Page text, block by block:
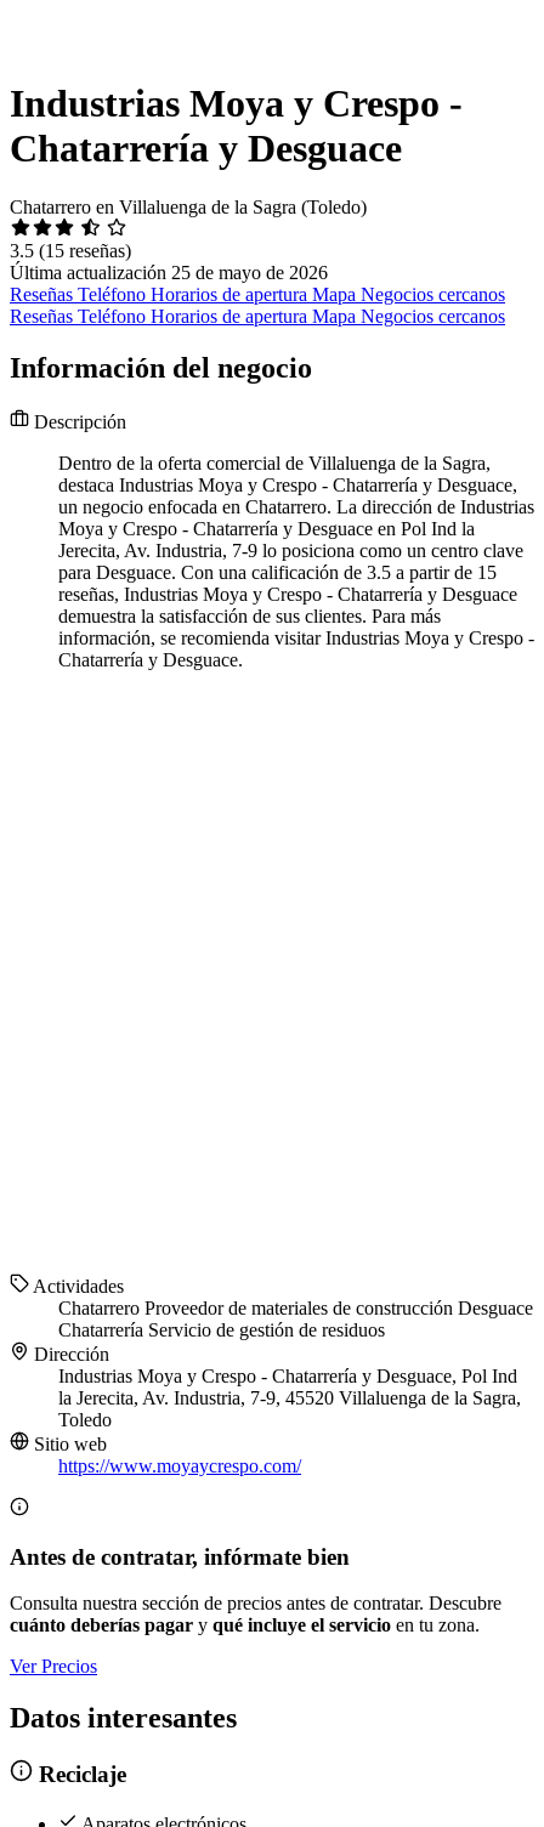
Industrias Moya y Crespo -
Chatarrería y Desguace
Chatarrero en Villaluenga de la Sagra (Toledo)
3.5 (15 reseñas)
Última actualización 25 de mayo de 2026
Reseñas Teléfono Horarios de apertura Mapa Negocios cercanos
Reseñas Teléfono Horarios de apertura Mapa Negocios cercanos
Información del negocio
Descripción
Dentro de la oferta comercial de Villaluenga de la Sagra,
destaca Industrias Moya y Crespo - Chatarrería y Desguace,
un negocio enfocada en Chatarrero. La dirección de Industrias
Moya y Crespo - Chatarrería y Desguace en Pol Ind la
Jerecita, Av. Industria, 7-9 lo posiciona como un centro clave
para Desguace. Con una calificación de 3.5 a partir de 15
reseñas, Industrias Moya y Crespo - Chatarrería y Desguace
demuestra la satisfacción de sus clientes. Para más
información, se recomienda visitar Industrias Moya y Crespo -
Chatarrería y Desguace.
Actividades
Chatarrero Proveedor de materiales de construcción Desguace
Chatarrería Servicio de gestión de residuos
Dirección
Industrias Moya y Crespo - Chatarrería y Desguace, Pol Ind
la Jerecita, Av. Industria, 7-9, 45520 Villaluenga de la Sagra,
Toledo
Sitio web
https://www.moyaycrespo.com/
Antes de contratar, infórmate bien
Consulta nuestra sección de precios antes de contratar. Descubre
cuánto deberías pagar y qué incluye el servicio en tu zona.
Ver Precios
Datos interesantes
Reciclaje